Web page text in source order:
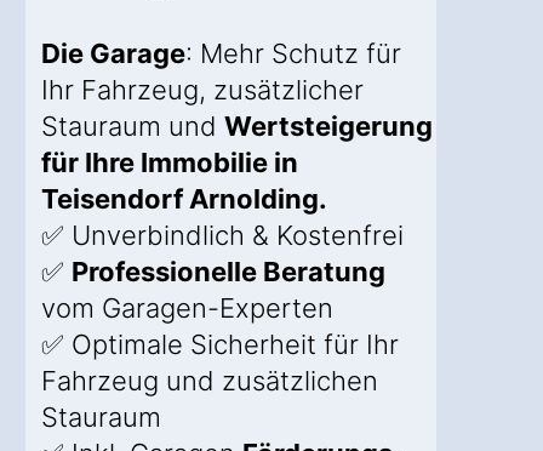
Die Garage: Mehr Schutz für
Ihr Fahrzeug, zusätzlicher
Stauraum und Wertsteigerung
für Ihre Immobilie in
Teisendorf Arnolding.
✅ Unverbindlich & Kostenfrei
✅ Professionelle Beratung
vom Garagen-Experten
✅ Optimale Sicherheit für Ihr
Fahrzeug und zusätzlichen
Stauraum